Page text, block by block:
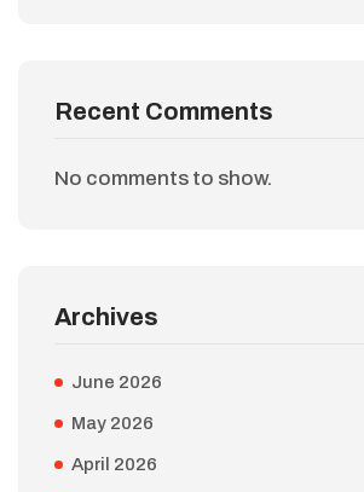
Recent Comments
No comments to show.
Archives
June 2026
May 2026
April 2026